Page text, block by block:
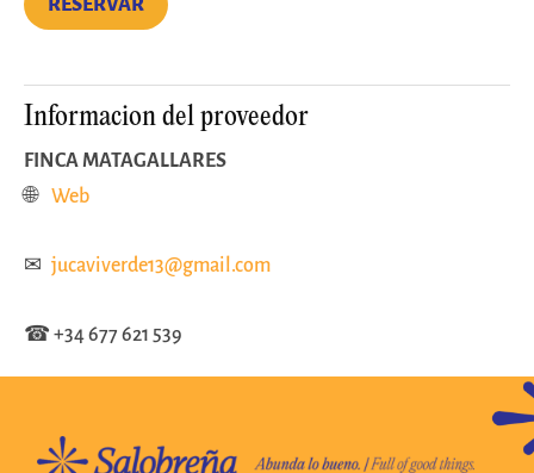
RESERVAR
Informacion del proveedor
FINCA MATAGALLARES
🌐
Web
✉ jucaviverde13@gmail.com
☎ +34 677 621 539